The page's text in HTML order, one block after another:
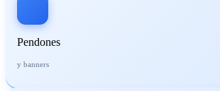
Pendones
y banners